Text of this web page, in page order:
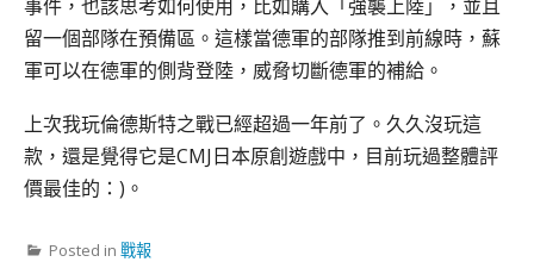
事件，也該思考如何使用，比如購入「強襲上陸」，並且
留一個部隊在預備區。這樣當德軍的部隊推到前線時，蘇
軍可以在德軍的側背登陸，威脅切斷德軍的補給。
上次我玩倫德斯特之戰已經超過一年前了。久久沒玩這
款，還是覺得它是CMJ日本原創遊戲中，目前玩過整體評
價最佳的：)。
Posted in 戰報